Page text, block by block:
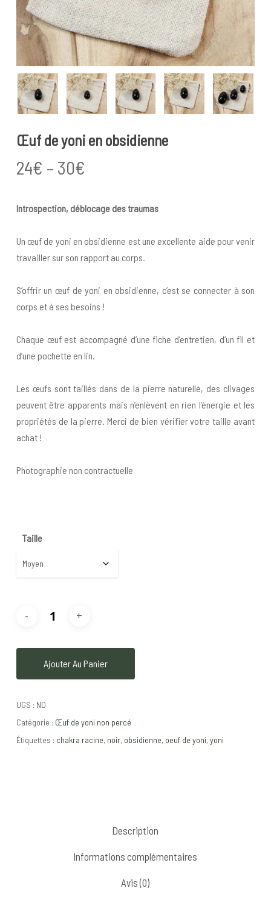
Œuf de yoni en obsidienne
24€ – 30€
24€
through
30€
Introspection, déblocage des traumas
Un œuf de yoni en obsidienne est une excellente aide pour venir
travailler sur son rapport au corps.
S’offrir un œuf de yoni en obsidienne, c’est se connecter à son
corps et à ses besoins !
Chaque œuf est accompagné d’une fiche d’entretien, d’un fil et
d’une pochette en lin.
Les œufs sont taillés dans de la pierre naturelle, des clivages
peuvent être apparents mais n’enlèvent en rien l’énergie et les
propriétés de la pierre. Merci de bien vérifier votre taille avant
achat !
Photographie non contractuelle
Taille
Ajouter Au Panier
UGS : ND
Catégorie : Œuf de yoni non percé
Étiquettes : chakra racine, noir, obsidienne, oeuf de yoni, yoni
Description
Informations complémentaires
Avis (0)